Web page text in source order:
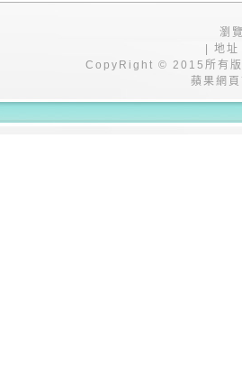
瀏
| 地
CopyRight © 2015所有版
蘋果網